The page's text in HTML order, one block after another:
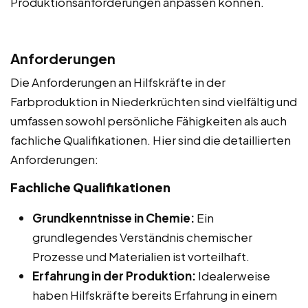
Anforderungen
Die Anforderungen an Hilfskräfte in der
Farbproduktion in Niederkrüchten sind vielfältig und
umfassen sowohl persönliche Fähigkeiten als auch
fachliche Qualifikationen. Hier sind die detaillierten
Anforderungen:
Fachliche Qualifikationen
Grundkenntnisse in Chemie: Ein
grundlegendes Verständnis chemischer
Prozesse und Materialien ist vorteilhaft.
Erfahrung in der Produktion: Idealerweise
haben Hilfskräfte bereits Erfahrung in einem